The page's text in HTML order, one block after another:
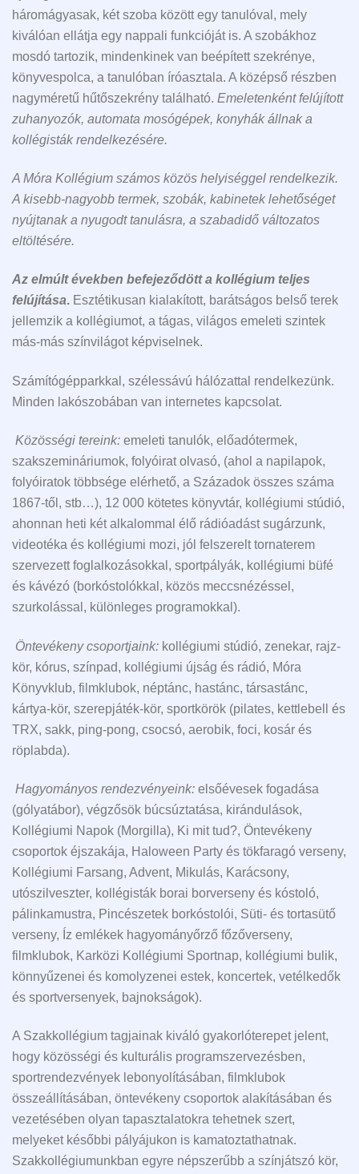
háromágyasak, két szoba között egy tanulóval, mely
kiválóan ellátja egy nappali funkcióját is. A szobákhoz
mosdó tartozik, mindenkinek van beépített szekrénye,
könyvespolca, a tanulóban íróasztala. A középső részben
nagyméretű hűtőszekrény található. Emeletenként felújított
zuhanyozók, automata mosógépek, konyhák állnak a
kollégisták rendelkezésére.
A Móra Kollégium számos közös helyiséggel rendelkezik.
A kisebb-nagyobb termek, szobák, kabinetek lehetőséget
nyújtanak a nyugodt tanulásra, a szabadidő változatos
eltöltésére.
Az elmúlt években befejeződött a kollégium teljes
felújítása. Esztétikusan kialakított, barátságos belső terek
jellemzik a kollégiumot, a tágas, világos emeleti szintek
más-más színvilágot képviselnek.
Számítógépparkkal, szélessávú hálózattal rendelkezünk.
Minden lakószobában van internetes kapcsolat.
Közösségi tereink: emeleti tanulók, előadótermek,
szakszemináriumok, folyóirat olvasó, (ahol a napilapok,
folyóiratok többsége elérhető, a Századok összes száma
1867-től, stb…), 12 000 kötetes könyvtár, kollégiumi stúdió,
ahonnan heti két alkalommal élő rádióadást sugárzunk,
videotéka és kollégiumi mozi, jól felszerelt tornaterem
szervezett foglalkozásokkal, sportpályák, kollégiumi büfé
és kávézó (borkóstolókkal, közös meccsnézéssel,
szurkolással, különleges programokkal).
Öntevékeny csoportjaink: kollégiumi stúdió, zenekar, rajz-
kör, kórus, színpad, kollégiumi újság és rádió, Móra
Könyvklub, filmklubok, néptánc, hastánc, társastánc,
kártya-kör, szerepjáték-kör, sportkörök (pilates, kettlebell és
TRX, sakk, ping-pong, csocsó, aerobik, foci, kosár és
röplabda).
Hagyományos rendezvényeink: elsőévesek fogadása
(gólyatábor), végzősök búcsúztatása, kirándulások,
Kollégiumi Napok (Morgilla), Ki mit tud?, Öntevékeny
csoportok éjszakája, Haloween Party és tökfaragó verseny,
Kollégiumi Farsang, Advent, Mikulás, Karácsony,
utószilveszter, kollégisták borai borverseny és kóstoló,
pálinkamustra, Pincészetek borkóstolói, Süti- és tortasütő
verseny, Íz emlékek hagyományőrző főzőverseny,
filmklubok, Karközi Kollégiumi Sportnap, kollégiumi bulik,
könnyűzenei és komolyzenei estek, koncertek, vetélkedők
és sportversenyek, bajnokságok).
A Szakkollégium tagjainak kiváló gyakorlóterepet jelent,
hogy közösségi és kulturális programszervezésben,
sportrendezvények lebonyolításában, filmklubok
összeállításában, öntevékeny csoportok alakításában és
vezetésében olyan tapasztalatokra tehetnek szert,
melyeket későbbi pályájukon is kamatoztathatnak.
Szakkollégiumunkban egyre népszerűbb a színjátszó kör,